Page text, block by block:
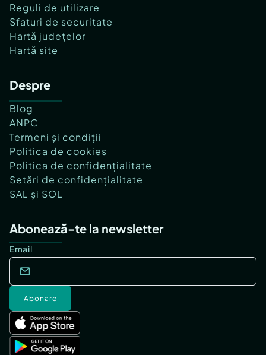
Reguli de utilizare
Sfaturi de securitate
Hartă județelor
Hartă site
Despre
Blog
ANPC
Termeni și condiții
Politica de cookies
Politica de confidențialitate
Setări de confidențialitate
SAL și SOL
Abonează-te la newsletter
Email
Abonare